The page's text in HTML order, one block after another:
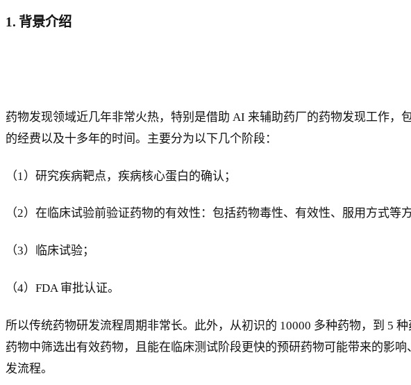
1. 背景介绍
药物发现领域近几年非常火热，特别是借助 AI 来辅助药厂的药物发现工作
的经费以及十多年的时间。主要分为以下几个阶段：
（1）研究疾病靶点，疾病核心蛋白的确认；
（2）在临床试验前验证药物的有效性：包括药物毒性、有效性、服用方式等
（3）临床试验；
（4）FDA 审批认证。
所以传统药物研发流程周期非常长。此外，从初识的 10000 多种药物，到 5
药物中筛选出有效药物，且能在临床测试阶段更快的预研药物可能带来的影
发流程。